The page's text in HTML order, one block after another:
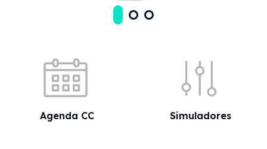
Agenda CC Simuladores